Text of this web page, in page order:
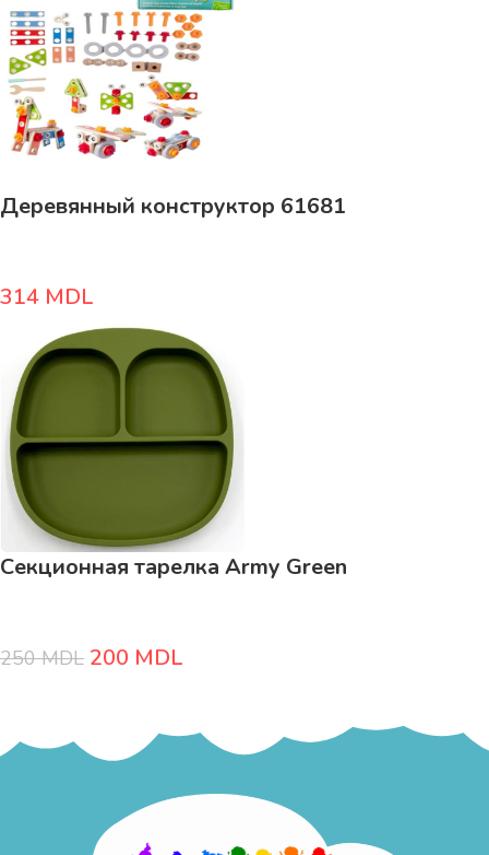
Деревянный конструктор 61681
314 MDL
Секционная тарелка Army Green
250MDL 200 MDL